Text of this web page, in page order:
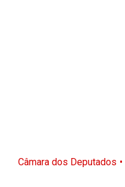
Câmara dos Deputados